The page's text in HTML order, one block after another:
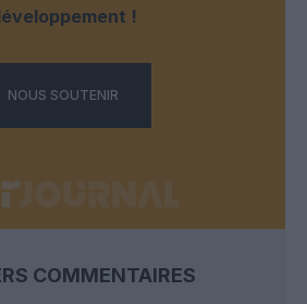
!
NOUS SOUTENIR
COMMENTAIRES